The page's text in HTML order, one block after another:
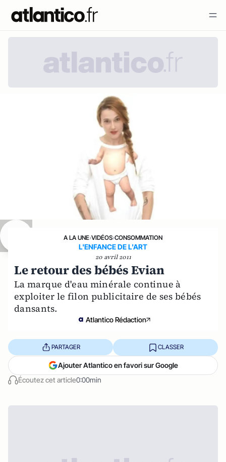
A LA UNE›VIDÉOS›CONSOMMATION
L'ENFANCE DE L'ART
20 avril 2011
Le retour des bébés Evian
La marque d'eau minérale continue à
exploiter le filon publicitaire de ses bébés
dansants.
Atlantico Rédaction
Écoutez cet article0:00min
PARTAGER CLASSER
Ajouter Atlantico en favori sur Google